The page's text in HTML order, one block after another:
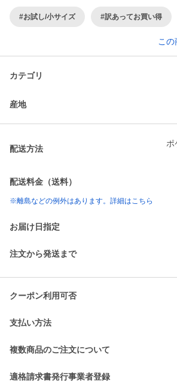
#お試し/小サイズ #訳あってお買い得
こ
カテゴリ
産地
配送方法
ポ
配送料金（送料）
※離島などの例外はあります。詳細はこちら
お届け日指定
注文から発送まで
クーポン利用可否
支払い方法
複数商品のご注文について
適格請求書発行事業者登録